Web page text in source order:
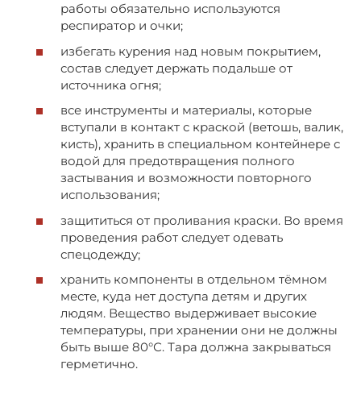
работы обязательно используются
респиратор и очки;
избегать курения над новым покрытием,
состав следует держать подальше от
источника огня;
все инструменты и материалы, которые
вступали в контакт с краской (ветошь, валик,
кисть), хранить в специальном контейнере с
водой для предотвращения полного
застывания и возможности повторного
использования;
защититься от проливания краски. Во время
проведения работ следует одевать
спецодежду;
хранить компоненты в отдельном тёмном
месте, куда нет доступа детям и других
людям. Вещество выдерживает высокие
температуры, при хранении они не должны
быть выше 80°С. Тара должна закрываться
герметично.